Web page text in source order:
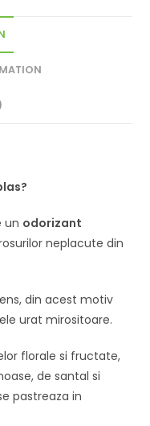
?
un odorizant
neplacute din
din acest motiv
urat mirositoare.
florale si fructate,
de santal si
pastreaza in